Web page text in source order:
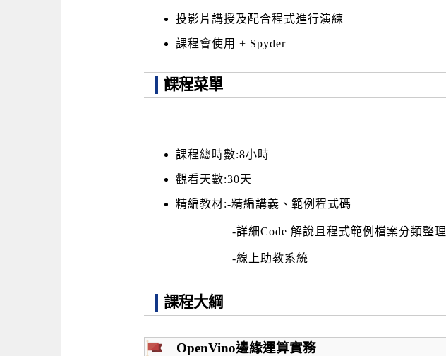
投影片講授及配合程式進行演練
課程會使用 + Spyder
課程菜單
課程總時數:8小時
觀看天數:30天
精編教材:-精編講義、範例程式碼
-詳細Code 解說且程式範例檔案分類整理
-線上助教系統
課程大綱
OpenVino邊緣運算實務